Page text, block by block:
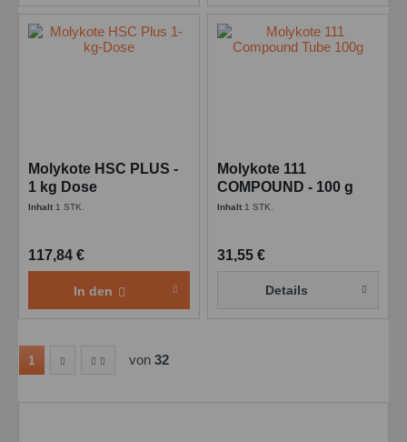
Molykote HSC PLUS -
1 kg Dose
Inhalt 1 STK.
117,84 €
In den
Molykote 111
COMPOUND - 100 g
Tube
Inhalt 1 STK.
31,55 €
Details
1 von 32